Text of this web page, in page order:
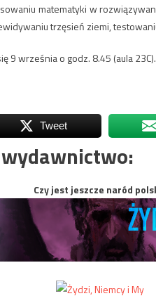
matematyki w
trzęsień ziemi,
9 września o godz. 8.45 (aula 23C).
Tweet
Czy jest jeszcze naród